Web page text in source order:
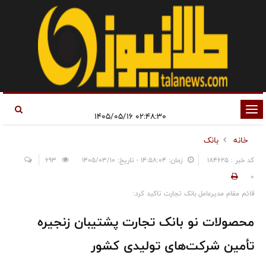
تغییر
وضعیت
ناوبری
خانه
بانک
کد خبر : 184625 زمان: ۱۴:۵۸:۰۴ - تاریخ: ۱۴۰۵/۰۳/۱۰
0
قائم مقام مدیرعامل بانک تجارت تاکید کرد:
محصولات نو بانک تجارت پشتیبان زنجیره
تأمین شرکت‌های تولیدی کشور